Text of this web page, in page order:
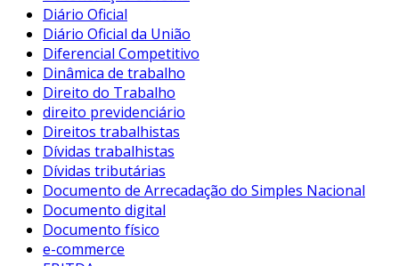
Diário Oficial
Diário Oficial da União
Diferencial Competitivo
Dinâmica de trabalho
Direito do Trabalho
direito previdenciário
Direitos trabalhistas
Dívidas trabalhistas
Dívidas tributárias
Documento de Arrecadação do Simples Nacional
Documento digital
Documento físico
e-commerce